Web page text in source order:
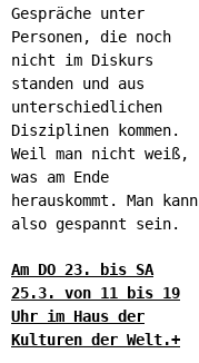
Gespräche unter
Personen, die noch
nicht im Diskurs
standen und aus
unterschiedlichen
Disziplinen kommen.
Weil man nicht weiß,
was am Ende
herauskommt. Man kann
also gespannt sein.
Am DO 23. bis SA
25.3. von 11 bis 19
Uhr im Haus der
Kulturen der Welt.+